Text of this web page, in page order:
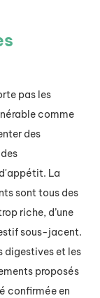
pas les
comme
des
La
sont tous des
riche, d’une
sous-jacent.
digestives et les
proposés
confirmée en